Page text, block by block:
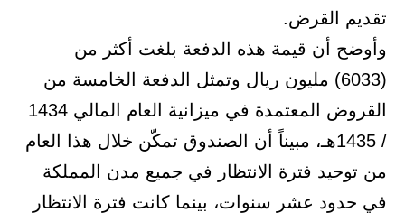
تقديم القرض.
وأوضح أن قيمة هذه الدفعة بلغت أكثر من
(6033) مليون ريال وتمثل الدفعة الخامسة من
القروض المعتمدة في ميزانية العام المالي 1434
/ 1435هـ، مبيناً أن الصندوق تمكّن خلال هذا العام
من توحيد فترة الانتظار في جميع مدن المملكة
في حدود عشر سنوات، بينما كانت فترة الانتظار